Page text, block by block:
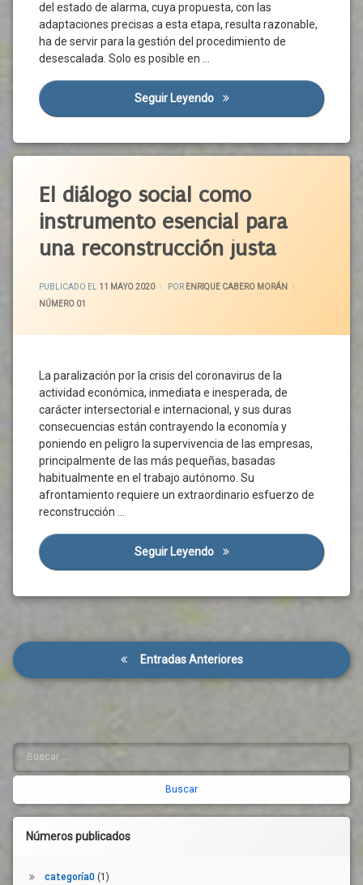
Organizaciones
Empresariales
Organizaciones
Sindicales
Institucional
Poder
Relaciones
Trabajadores
Transición
UGT
Unión
del estado de alarma, cuya propuesta, con las
adaptaciones precisas a esta etapa, resulta razonable,
ha de servir para la gestión del procedimiento de
desescalada. Solo es posible en …
Seguir Leyendo Estado De Alarma Y
Crisis
Sanitaria
Desescalada
Distanciamiento
Empleo
Estado
De
Alarma
Gobierno
Ley
Orgánica
Medidas
Movilidad
Normativa
Nueva
Normalidad
Organizaciones
Empresariales
Reactivación
Economica
Tejido
Empresarial
El diálogo social como
instrumento esencial para
una reconstrucción justa
PUBLICADO EL 11 MAYO 2020
18 MAYO 2020
POR ENRIQUE CABERO MORÁN
CATEGORÍAS:
NÚMERO 01
La paralización por la crisis del coronavirus de la
actividad económica, inmediata e inesperada, de
carácter intersectorial e internacional, y sus duras
consecuencias están contrayendo la economía y
poniendo en peligro la supervivencia de las empresas,
principalmente de las más pequeñas, basadas
habitualmente en el trabajo autónomo. Su
afrontamiento requiere un extraordinario esfuerzo de
reconstrucción …
Seguir Leyendo El Diálogo Social Como
Acuerdo
Político
Castilla
CCOO
Cortes
19
Económica
Social
Desempleo
Diálogo
Social
España
Estado
Alarma
Gobierno
De
Nueva
Normalidad
Organizaciones
Consumidores
Estratégico
Navegación
de
Entradas Anteriores
Barra
lateral
derecha
Buscar:
Números publicados
categoría0(1)